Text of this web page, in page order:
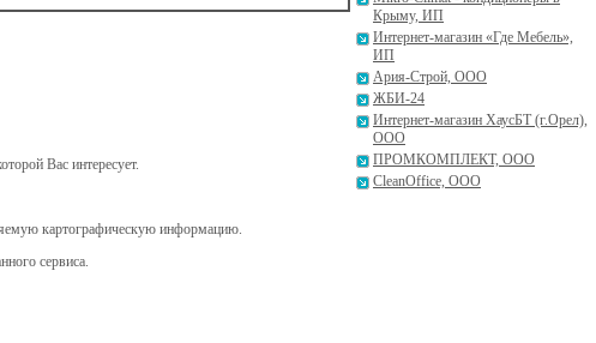
Вас интересует.
картографическую информацию.
сервиса.
Крыму, ИП
Интернет-магазин «Где Мебель»,
ИП
Ария-Строй, ООО
ЖБИ-24
Интернет-магазин ХаусБТ (г.Орел),
ООО
ПРОМКОМПЛЕКТ, ООО
CleanOffice, ООО